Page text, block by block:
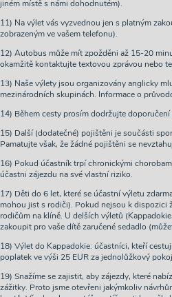
jiném místě s námi dohodnutém).
11) Na výlet vás vyzvednou jen s platným
zobrazeným ve vašem telefonu).
12) Autobus může mít zpožděni až 15-20
okamžitě kontaktujte textovou zprávou nebo
13) Naše výlety jsou organizovány anglicky
mezinárodních skupinách. Informace o
14) Během cesty prosím dodržujte
15) Další (dodatečné) pojištěni je součásti
Pamatujte však, že žádné pojištěni se
16) Pokud účastník trpí chronickými
účastni zájezdu na své vlastní riziko.
17) Děti do 6 let, které se účastní výletu
mohou jist s rodiči). Pokud nejsou k dispozici
rodičům na klíně. U delších výletů
zakoupit pro vaše dítě zaručené sedadlo
18) Výlet do Kappadokie: účastníci, kteří
poplatek ve výši 25 EUR za jednolůžkový
19) Snažíme se zajistit, aby zájezdy, které
zážitky. Proto jsme otevřeni jakýmkoliv